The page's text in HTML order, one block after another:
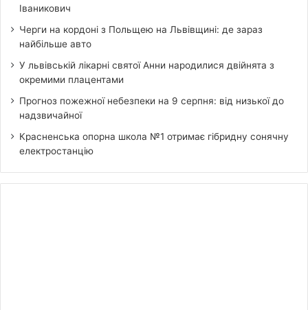
Іваникович
Черги на кордоні з Польщею на Львівщині: де зараз
найбільше авто
У львівській лікарні святої Анни народилися двійнята з
окремими плацентами
Прогноз пожежної небезпеки на 9 серпня: від низької до
надзвичайної
Красненська опорна школа №1 отримає гібридну сонячну
електростанцію